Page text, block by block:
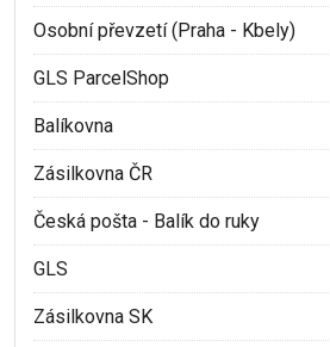
Osobní převzetí (Praha - Kbely)
GLS ParcelShop
Balíkovna
Zásilkovna ČR
Česká pošta - Balík do ruky
GLS
Zásilkovna SK